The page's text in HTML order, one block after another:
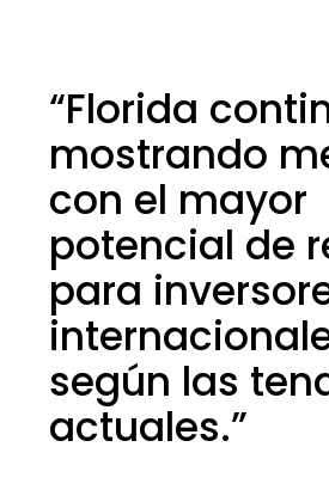
“Florida
mostrando
con el mayor
potencial de
para
según las
actuales.”